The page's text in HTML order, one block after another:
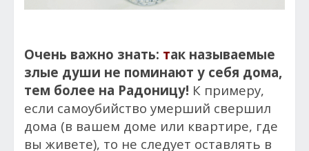
Очень важно знать: так называемые
злые души не поминают у себя дома,
тем более на Радоницу! К примеру,
если самоубийство умерший свершил
дома (в вашем доме или квартире, где
вы живете), то не следует оставлять в